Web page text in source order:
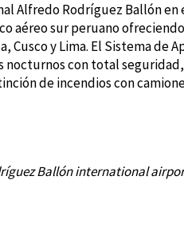
Alfredo Rodríguez Ballón en
aéreo sur peruano
Cusco y Lima. El Sistema de
nocturnos con total
de incendios con
Ballón international